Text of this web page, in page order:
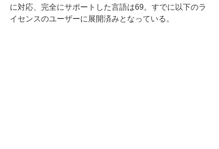
に対応、完全にサポートした言語は69。すでに以下のラ
イセンスのユーザーに展開済みとなっている。